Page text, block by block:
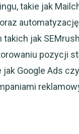
takie jak
jak
pozycji
Google Ads